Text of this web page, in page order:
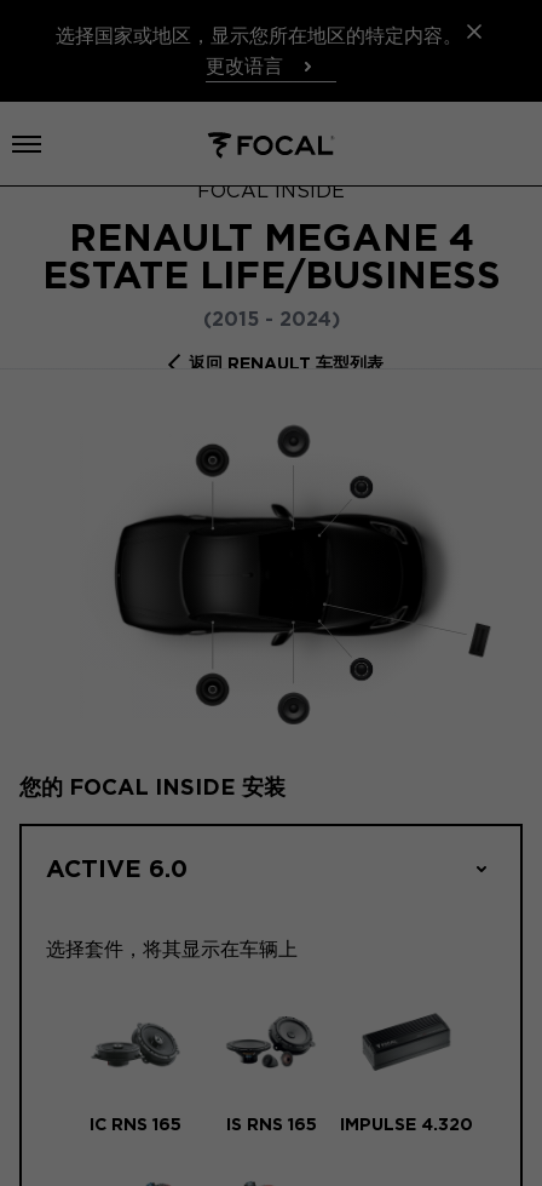
选择国家或地区，显示您所在地区的特定内容。
更改语言
打开菜单
FOCAL INSIDE
RENAULT MEGANE 4
ESTATE LIFE/BUSINESS
(2015 - 2024)
返回 RENAULT 车型列表
您的 FOCAL INSIDE 安装
ACTIVE 6.0
选择套件，将其显示在车辆上
IC RNS 165 IS RNS 165 IMPULSE 4.320